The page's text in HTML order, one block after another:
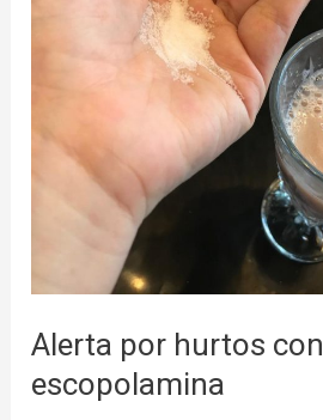
Alerta por hurtos con
escopolamina
escopolamina